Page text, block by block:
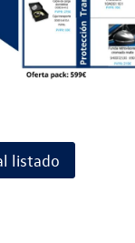
listado